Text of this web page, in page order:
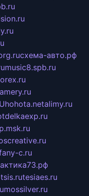
схема-авто.рф
music8.spb.ru
hohota.netalimy.ru
c.ru
tesiaes.ru
mossilver.ru